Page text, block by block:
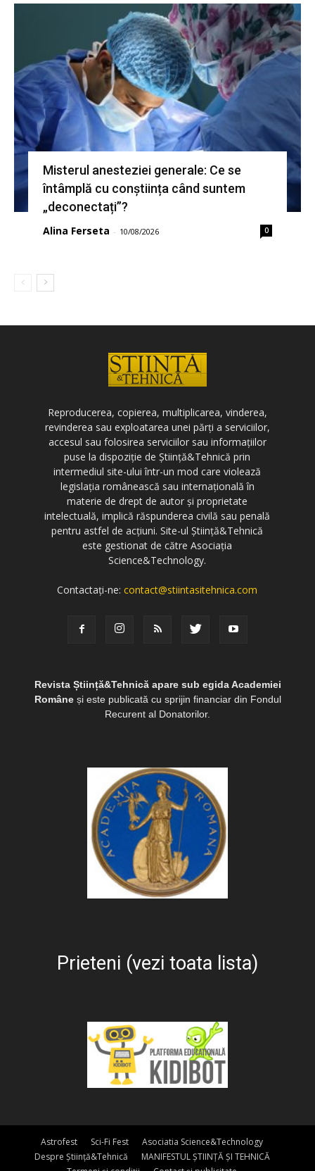
Misterul anesteziei generale: Ce se
întâmplă cu conștiința când suntem
„deconectați”?
Alina Ferseta - 10/08/2026 0
Reproducerea, copierea, multiplicarea, vinderea,
revinderea sau exploatarea unei părți a serviciilor,
accesul sau folosirea serviciilor sau informațiilor
puse la dispoziție de Știință&Tehnică prin
intermediul site-ului într-un mod care violează
legislația românească sau internațională în
materie de drept de autor și proprietate
intelectuală, implică răspunderea civilă sau penală
pentru astfel de acțiuni. Site-ul Știință&Tehnică
este gestionat de către Asociația
Science&Technology.
Contactați-ne:contact@stiintasitehnica.com
Revista Știință&Tehnică apare sub egida Academiei
Româneși este publicată cu sprijin financiar din Fondul
Recurent al Donatorilor.
Prieteni (vezi toata lista)
Astrofest Sci-Fi Fest
Asociatia Science&Technology
Despre Știință&Tehnică
MANIFESTUL ȘTIINȚĂ ȘI TEHNICĂ